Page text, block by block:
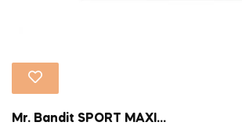
Mr. Bandit SPORT MAXI...